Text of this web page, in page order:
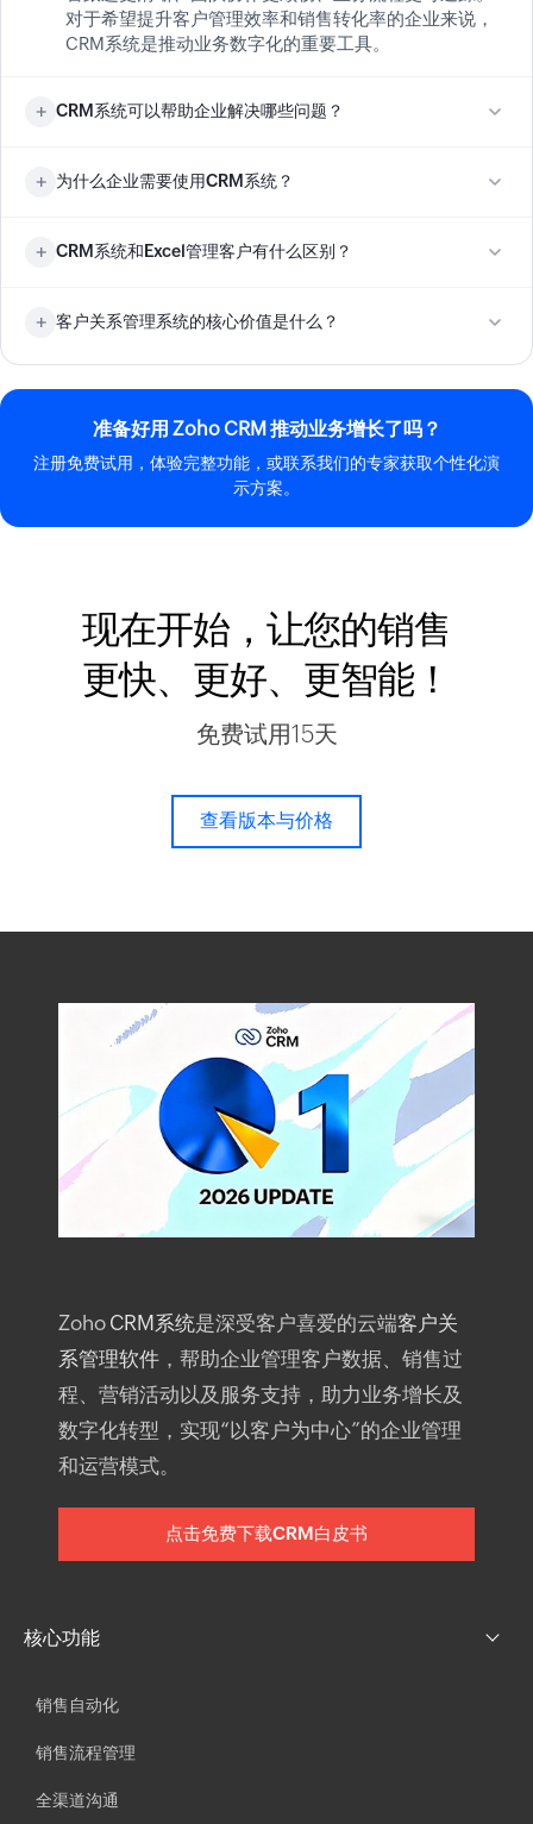
对于希望提升客户管理效率和销售转化率的企业来说，
CRM系统是推动业务数字化的重要工具。
CRM系统可以帮助企业解决哪些问题？
跟进不及时、销售流程不透明和团队协作效率低等问
表和自动化能力优化业务决策。对于客户数量多、销售
为什么企业需要使用CRM系统？
旦依赖个人经验、表格记录或分散工具，就很难支撑持
地掌握业务进展。对于成长型和大中型企业来说，CRM
CRM系统和Excel管理客户有什么区别？
多人协作，后者更适合基础记录。Excel可以存放客户名
范管理和长期增长的企业使用。
客户关系管理系统的核心价值是什么？
客户关系管理系统的核心价值，是帮助企业把客户资
源、销售流程和业务数据统一到一个平台中进行管理。
这样不仅可以提升客户跟进效率、减少销售机会流失，
还能让企业建立可复制的销售管理机制。对于销售团队
较多、流程较复杂或希望强化数据治理的企业来说，
CRM系统能够带来更稳定的协同效率和更清晰的业务判
准备好用 Zoho CRM 推动业务增长了吗？
注册免费试用，体验完整功能，或联系我们的专家获取个性化演
示方案。
现在开始，让您的销售
更快、更好、更智能！
免费试用15天
查看版本与价格
Zoho CRM系统是深受客户喜爱的云端客户关
系管理软件 ，帮助企业管理客户数据、销售过
程、营销活动以及服务支持，助力业务增长及
数字化转型，实现“以客户为中心”的企业管理
和运营模式。
点击免费下载CRM白皮书
核心功能
销售自动化
销售流程管理
全渠道沟通